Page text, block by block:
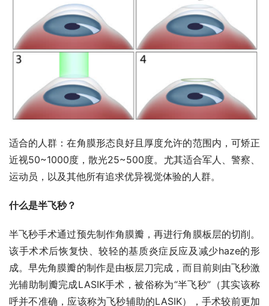
适合的人群：在角膜形态良好且厚度允许的范围内，可矫正
近视50~1000度，散光25~500度。尤其适合军人、警察、
运动员，以及其他所有追求优异视觉体验的人群。
什么是半飞秒？
半飞秒手术通过预先制作角膜瓣，再进行角膜板层的切削。
该手术术后恢复快、较轻的基质炎症反应及减少haze的形
成。早先角膜瓣的制作是由板层刀完成，而目前则由飞秒激
光辅助制瓣完成LASIK手术，被俗称为“半飞秒”（其实该称
呼并不准确，应该称为飞秒辅助的LASIK），手术较前更加